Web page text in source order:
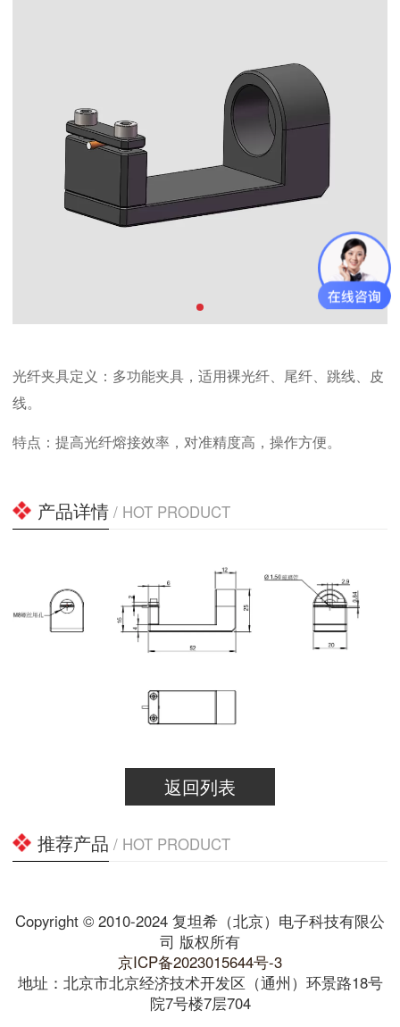
光纤夹具定义：多功能夹具，适用裸光纤、尾纤、跳线、皮
线。
特点：提高光纤熔接效率，对准精度高，操作方便。
产品详情 / HOT PRODUCT
返回列表
推荐产品 / HOT PRODUCT
Copyright © 2010-2024 复坦希（北京）电子科技有限公
司 版权所有
京ICP备2023015644号-3
地址：北京市北京经济技术开发区（通州）环景路18号
院7号楼7层704